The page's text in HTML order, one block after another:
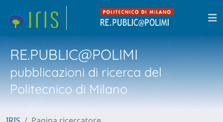
RE.PUBLIC@POLIMI
pubblicazioni di ricerca del
Politecnico di Milano